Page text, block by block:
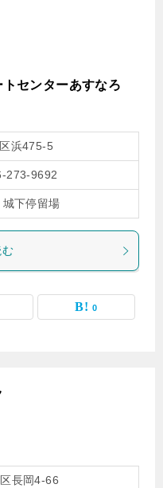
トセンターあすなろ
浜475-5
273-9692
下停留場
む
0
長岡4-66